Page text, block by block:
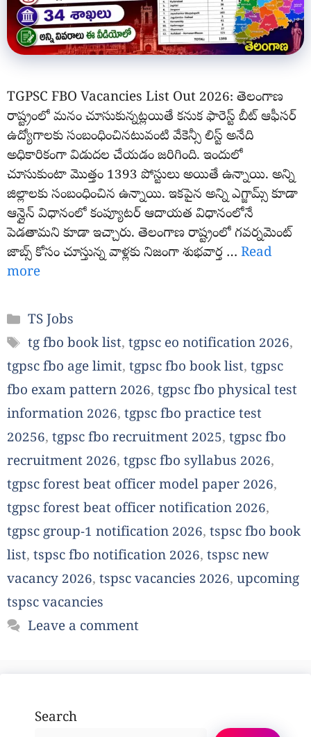
TGPSC FBO Vacancies List Out 2026: తెలంగాణ
రాష్ట్రంలో మనం చూసుకున్నట్లయితే కనుక ఫారెస్ట్ బీట్ ఆఫీసర్
ఉద్యోగాలకు సంబంధించినటువంటి వేకెన్సీ లిస్ట్ అనేది
అధికారికంగా విడుదల చేయడం జరిగింది. ఇందులో
చూసుకుంటా మొత్తం 1393 పోస్టులు అయితే ఉన్నాయి. అన్ని
జిల్లాలకు సంబంధించిన ఉన్నాయి. ఇకపైన అన్ని ఎగ్జామ్స్ కూడా
ఆన్లైన్ విధానంలో కంప్యూటర్ ఆదాయత విధానంలోనే
పెడతామని కూడా ఇచ్చారు. తెలంగాణ రాష్ట్రంలో గవర్నమెంట్
జాబ్స్ కోసం చూస్తున్న వాళ్లకు నిజంగా శుభవార్త … Read
more
Categories
TS Jobs
Tags
tg fbo book list,tgpsc eo notification 2026,
tgpsc fbo age limit, tgpsc fbo book list, tgpsc
fbo exam pattern 2026, tgpsc fbo physical test
information 2026, tgpsc fbo practice test
20256, tgpsc fbo recruitment 2025, tgpsc fbo
recruitment 2026, tgpsc fbo syllabus 2026,
tgpsc forest beat officer model paper 2026,
tgpsc forest beat officer notification 2026,
tgpsc group-1 notification 2026, tspsc fbo book
list, tspsc fbo notification 2026, tspsc new
vacancy 2026, tspsc vacancies 2026, upcoming
tspsc vacancies
Leave a comment
Search